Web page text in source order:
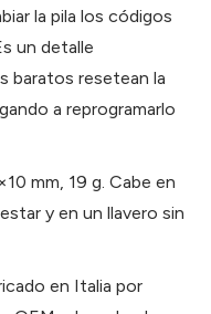
la pila los códigos
un detalle
baratos resetean la
a reprogramarlo
mm, 19 g. Cabe en
y en un llavero sin
en Italia por